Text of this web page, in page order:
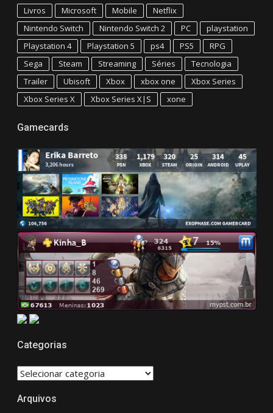
Livros
Microsoft Mobile
Netflix
Nintendo Switch
Nintendo Switch 2 PC
playstation
Playstation 4
Playstation 5 ps4 PS5
RPG
Sega
Steam Streaming Séries
Tecnologia
Trailer
Ubisoft Xbox xbox one
Xbox Series
Xbox Series X
Xbox Series X|S xone
Gamecards
Categorias
CATEGORIAS
Arquivos